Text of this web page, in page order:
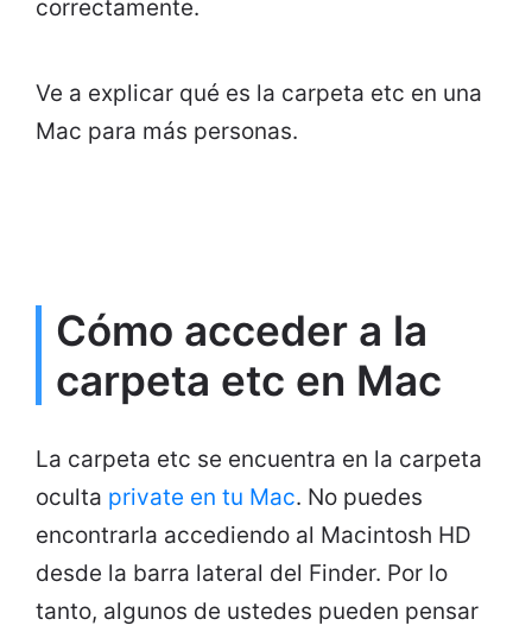
correctamente.
Ve a explicar qué es la carpeta etc en una
Mac para más personas.
Cómo acceder a la
carpeta etc en Mac
La carpeta etc se encuentra en la carpeta
oculta private en tu Mac. No puedes
encontrarla accediendo al Macintosh HD
desde la barra lateral del Finder. Por lo
tanto, algunos de ustedes pueden pensar